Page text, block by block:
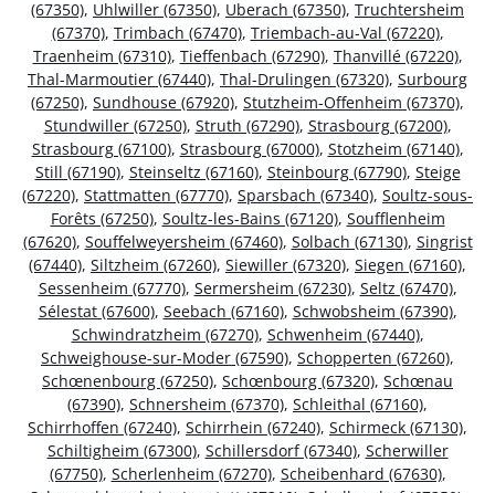
(67350), Uhlwiller (67350), Uberach (67350), Truchtersheim
(67370), Trimbach (67470), Triembach-au-Val (67220),
Traenheim (67310), Tieffenbach (67290), Thanvillé (67220),
Thal-Marmoutier (67440), Thal-Drulingen (67320), Surbourg
(67250), Sundhouse (67920), Stutzheim-Offenheim (67370),
Stundwiller (67250), Struth (67290), Strasbourg (67200),
Strasbourg (67100), Strasbourg (67000), Stotzheim (67140),
Still (67190), Steinseltz (67160), Steinbourg (67790), Steige
(67220), Stattmatten (67770), Sparsbach (67340), Soultz-sous-
Forêts (67250), Soultz-les-Bains (67120), Soufflenheim
(67620), Souffelweyersheim (67460), Solbach (67130), Singrist
(67440), Siltzheim (67260), Siewiller (67320), Siegen (67160),
Sessenheim (67770), Sermersheim (67230), Seltz (67470),
Sélestat (67600), Seebach (67160), Schwobsheim (67390),
Schwindratzheim (67270), Schwenheim (67440),
Schweighouse-sur-Moder (67590), Schopperten (67260),
Schœnenbourg (67250), Schœnbourg (67320), Schœnau
(67390), Schnersheim (67370), Schleithal (67160),
Schirrhoffen (67240), Schirrhein (67240), Schirmeck (67130),
Schiltigheim (67300), Schillersdorf (67340), Scherwiller
(67750), Scherlenheim (67270), Scheibenhard (67630),